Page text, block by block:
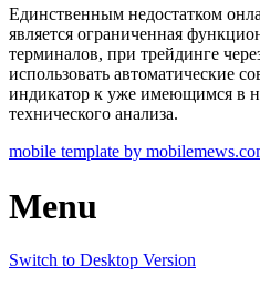
Единственным недостатком
является ограниченная
терминалов, при трейдинге
использовать автоматические
индикатор к уже имеющимся в
технического анализа.
mobile template by
Menu
Switch to Desktop Version